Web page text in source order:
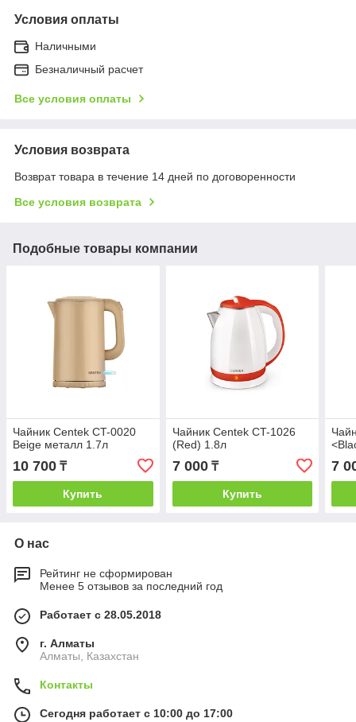
Условия оплаты
Наличными
Безналичный расчет
Все условия оплаты
Условия возврата
Возврат товара в течение 14 дней по договоренности
Все условия возврата
Подобные товары компании
Чайник Centek CT-0020
Beige металл 1.7л
10 700 ₸
Купить
Чайник Centek CT-1026
(Red) 1.8л
7 000₸
Купить
7
О нас
Рейтинг не сформирован
Менее 5 отзывов за последний год
Работает с 28.05.2018
г. Алматы
Алматы, Казахстан
Контакты
Сегодня работает с 10:00 до 17:00